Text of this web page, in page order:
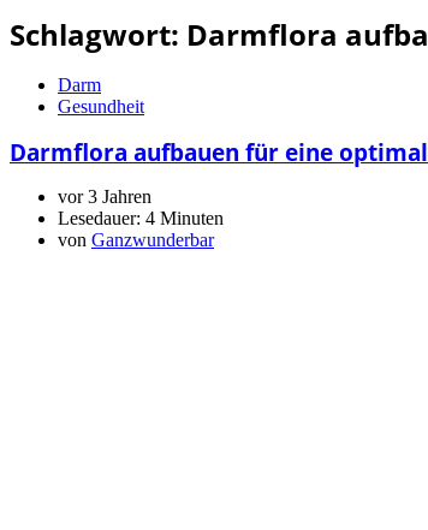
Schlagwort: Darmflora
Darm
Gesundheit
Darmflora aufbauen für eine
vor 3 Jahren
Lesedauer: 4 Minuten
von Ganzwunderbar